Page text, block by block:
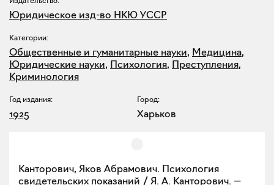
Юридическое изд-во НКЮ УССР
Категории:
Общественные и гуманитарные науки, Медицина,
Юридические науки, Психология, Преступления,
Криминология
Год издания:
1925
Город:
Харьков
Канторович, Яков Абрамович. Психология
свидетельских показаний / Я. А. Канторович. —